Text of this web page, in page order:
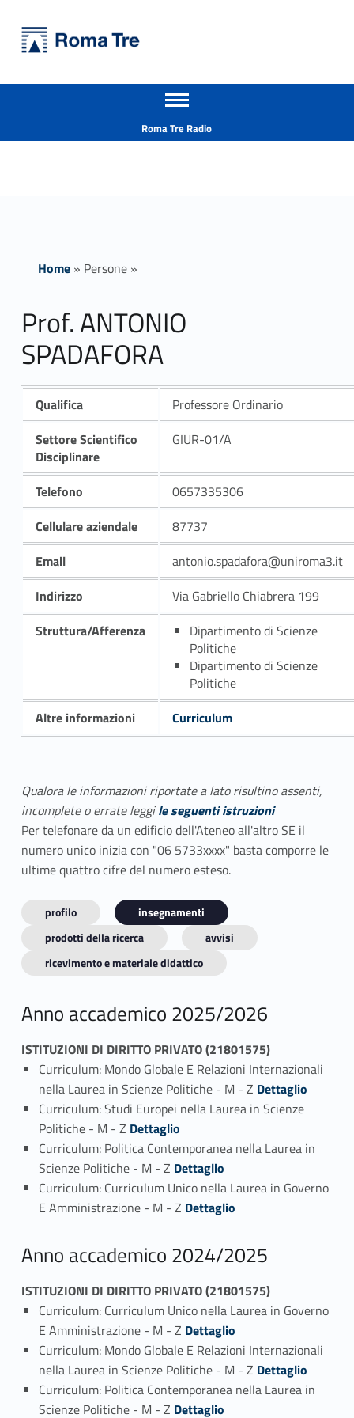
Prof. ANTONIO SPADAFORA insegnamenti - Università Roma Tre
Apri il menu secondario
Roma Tre Radio
Home» Persone»
Prof. ANTONIO
SPADAFORA
Qualifica
Professore Ordinario
Settore Scientifico
Disciplinare
GIUR-01/A
Telefono
0657335306
Cellulare aziendale
87737
Email
antonio.spadafora@uniroma3.it
Indirizzo
Via Gabriello Chiabrera 199
Struttura/Afferenza
Dipartimento di Scienze
Politiche
Dipartimento di Scienze
Politiche
Altre informazioni
Curriculum
Qualora le informazioni riportate a lato risultino assenti,
incomplete o errate leggile seguenti istruzioni
Per telefonare da un edificio dell'Ateneo all'altro SE il
numero unico inizia con "06 5733xxxx" basta comporre le
ultime quattro cifre del numero esteso.
profilo
insegnamenti
prodotti della ricerca
avvisi
ricevimento e materiale didattico
Anno accademico 2025/2026
ISTITUZIONI DI DIRITTO PRIVATO (21801575)
Curriculum: Mondo Globale E Relazioni Internazionali
nella Laurea in Scienze Politiche - M - Z Link identifier #identifier_person_90251-1
Dettaglio
Curriculum: Studi Europei nella Laurea in Scienze
Politiche - M - Z Link identifier #identifier_person_137867-2
Dettaglio
Curriculum: Politica Contemporanea nella Laurea in
Scienze Politiche - M - Z Link identifier #identifier_person_32536-3
Dettaglio
Curriculum: Curriculum Unico nella Laurea in Governo
E Amministrazione - M - Z Link identifier #identifier_person_53765-4
Dettaglio
Anno accademico 2024/2025
ISTITUZIONI DI DIRITTO PRIVATO (21801575)
Curriculum: Curriculum Unico nella Laurea in Governo
E Amministrazione - M - Z Link identifier #identifier_person_60471-1
Dettaglio
Curriculum: Mondo Globale E Relazioni Internazionali
nella Laurea in Scienze Politiche - M - Z Link identifier #identifier_person_15362-2
Dettaglio
Curriculum: Politica Contemporanea nella Laurea in
Scienze Politiche - M - Z Link identifier #identifier_person_99427-3
Dettaglio